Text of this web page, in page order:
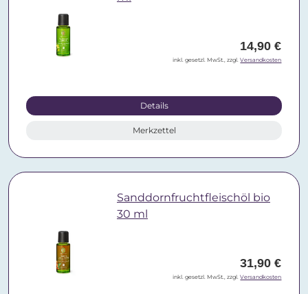
14,90 €
inkl. gesetzl. MwSt., zzgl.Versandkosten
Details
Merkzettel
Sanddornfruchtfleischöl bio
30 ml
31,90 €
inkl. gesetzl. MwSt., zzgl.Versandkosten